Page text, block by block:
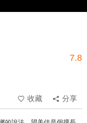
7.8
收藏
分享